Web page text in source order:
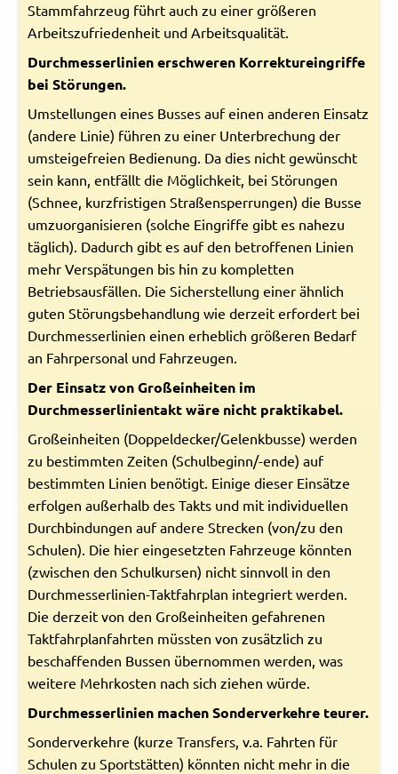
Stammfahrzeug führt auch zu einer größeren
Arbeitszufriedenheit und Arbeitsqualität.
Durchmesserlinien erschweren Korrektureingriffe
bei Störungen.
Umstellungen eines Busses auf einen anderen Einsatz
(andere Linie) führen zu einer Unterbrechung der
umsteigefreien Bedienung. Da dies nicht gewünscht
sein kann, entfällt die Möglichkeit, bei Störungen
(Schnee, kurzfristigen Straßensperrungen) die Busse
umzuorganisieren (solche Eingriffe gibt es nahezu
täglich). Dadurch gibt es auf den betroffenen Linien
mehr Verspätungen bis hin zu kompletten
Betriebsausfällen. Die Sicherstellung einer ähnlich
guten Störungsbehandlung wie derzeit erfordert bei
Durchmesserlinien einen erheblich größeren Bedarf
an Fahrpersonal und Fahrzeugen.
Der Einsatz von Großeinheiten im
Durchmesserlinientakt wäre nicht praktikabel.
Großeinheiten (Doppeldecker/Gelenkbusse) werden
zu bestimmten Zeiten (Schulbeginn/-ende) auf
bestimmten Linien benötigt. Einige dieser Einsätze
erfolgen außerhalb des Takts und mit individuellen
Durchbindungen auf andere Strecken (von/zu den
Schulen). Die hier eingesetzten Fahrzeuge könnten
(zwischen den Schulkursen) nicht sinnvoll in den
Durchmesserlinien-Taktfahrplan integriert werden.
Die derzeit von den Großeinheiten gefahrenen
Taktfahrplanfahrten müssten von zusätzlich zu
beschaffenden Bussen übernommen werden, was
weitere Mehrkosten nach sich ziehen würde.
Durchmesserlinien machen Sonderverkehre teurer.
Sonderverkehre (kurze Transfers, v.a. Fahrten für
Schulen zu Sportstätten) könnten nicht mehr in die